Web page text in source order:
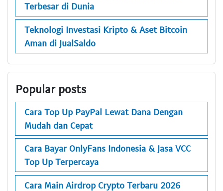
Terbesar di Dunia
Teknologi Investasi Kripto & Aset Bitcoin
Aman di JualSaldo
Popular posts
Cara Top Up PayPal Lewat Dana Dengan
Mudah dan Cepat
Cara Bayar OnlyFans Indonesia & Jasa VCC
Top Up Terpercaya
Cara Main Airdrop Crypto Terbaru 2026